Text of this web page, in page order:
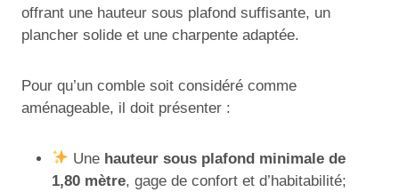
offrant une hauteur sous plafond suffisante, un
plancher solide et une charpente adaptée.
Pour qu’un comble soit considéré comme
aménageable, il doit présenter :
Une hauteur sous plafond minimale de
1,80 mètre, gage de confort et d’habitabilité;